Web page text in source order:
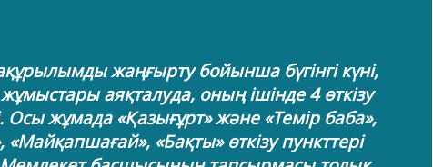
жаңғырту бойынша бүгінгі күні,
аяқталуда, оның ішінде 4 өткізу
Осы жұмада «Қазығұрт» және «Темір баба»,
«Бақты» өткізу пункттері